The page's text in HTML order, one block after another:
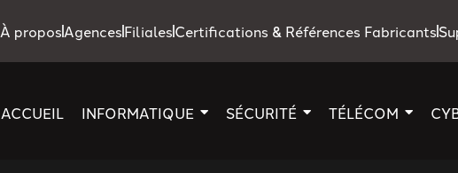
À proposAgencesFilialesCertifications & Références Fabricants
ACCUEIL INFORMATIQUE SÉCURITÉ TÉLÉCOM